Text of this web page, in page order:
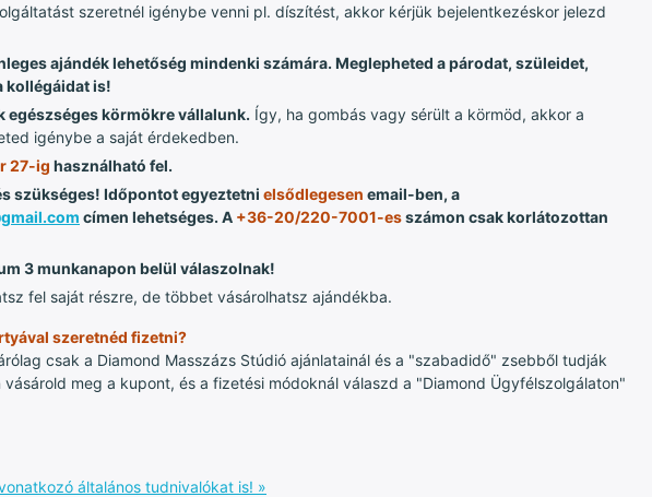
szeretnél igénybe venni pl. díszítést, akkor kérjük bejelentkezéskor jelezd
ajándék lehetőség mindenki számára. Meglepheted a párodat, szüleidet,
kollégáidat is!
egészséges körmökre vállalunk. Így, ha gombás vagy sérült a körmöd, akkor a
igénybe a saját érdekedben.
27-ig használható fel.
szükséges! Időpontot egyeztetni elsődlegesen email-ben, a
címen lehetséges. A +36-20/220-7001-esszámon csak korlátozottan
3 munkanapon belül válaszolnak!
fel saját részre, de többet vásárolhatsz ajándékba.
szeretnéd fizetni?
csak a Diamond Masszázs Stúdió ajánlatainál és a "szabadidő" zsebből tudják
meg a kupont, és a fizetési módoknál válaszd a "Diamond Ügyfélszolgálaton"
általános tudnivalókat is! »